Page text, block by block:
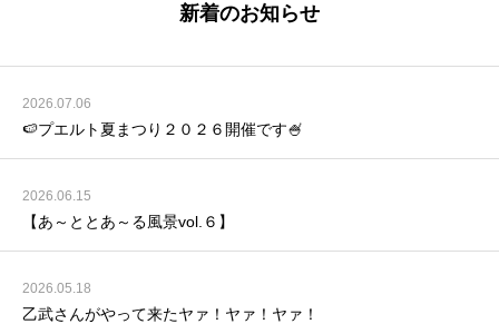
新着のお知らせ
2026.07.06
🍉プエルト夏まつり２０２６開催です🍧
2026.06.15
【あ～ととあ～る風景vol.６】
2026.05.18
乙武さんがやって来たヤァ！ヤァ！ヤァ！